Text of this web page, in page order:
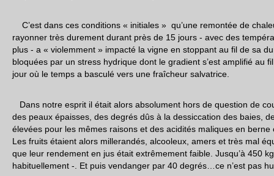
C’est dans ces conditions « initiales » qu’une remontée de
rayonner très durement durant près de 15 jours - avec des
plus - a « violemment » impacté la vigne en stoppant au fil de sa
bloquées par un stress hydrique dont le gradient s’est amplifié au
jour où le temps a basculé vers une fraîcheur salvatrice.
Dans notre esprit il était alors absolument hors de question de
des peaux épaisses, des degrés dûs à la dessiccation des baies,
élevées pour les mêmes raisons et des acidités maliques en
Les fruits étaient alors millerandés, alcooleux, amers et très mal
que leur rendement en jus était extrêmement faible. Jusqu’à 450
habituellement -. Et puis vendanger par 40 degrés…ce n’est pas